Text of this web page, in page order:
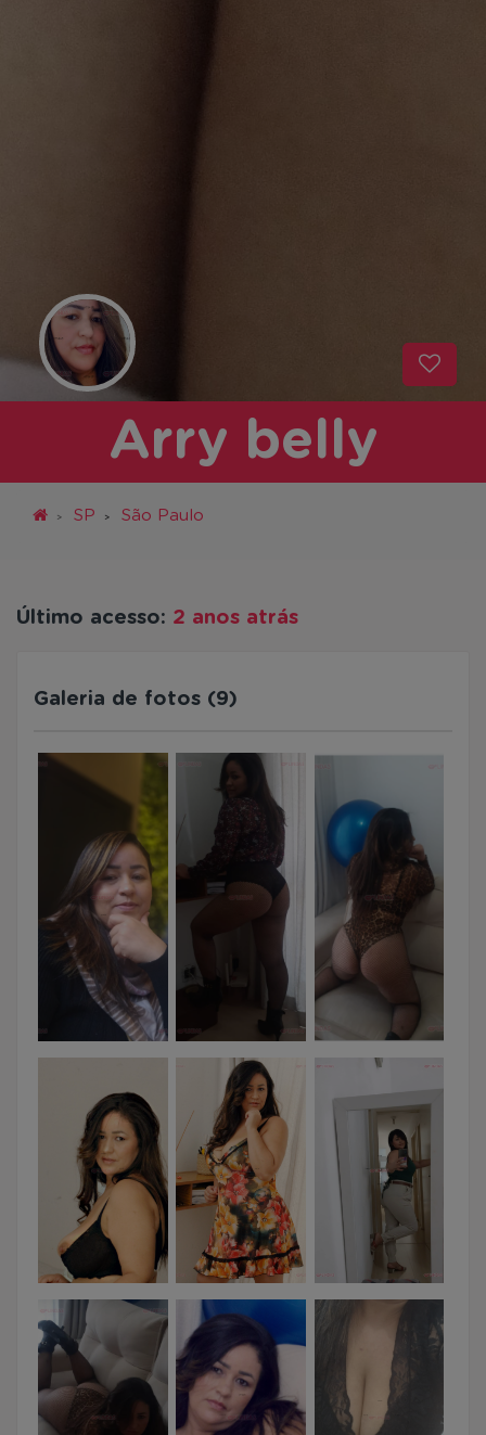
Arry belly
SP São Paulo
Último acesso: 2 anos atrás
Galeria de fotos (9)